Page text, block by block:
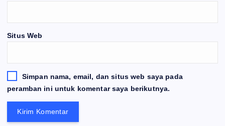
Situs Web
Simpan nama, email, dan situs web saya pada
peramban ini untuk komentar saya berikutnya.